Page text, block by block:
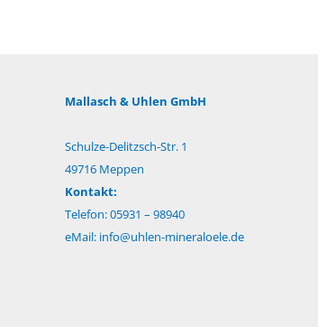
Mallasch & Uhlen GmbH
Schulze-Delitzsch-Str. 1
49716 Meppen
Kontakt:
Telefon: 05931 – 98940
eMail: info@uhlen-mineraloele.de